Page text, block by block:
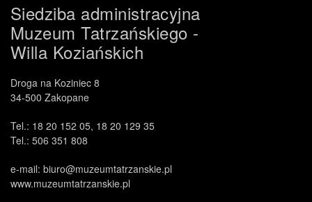
Siedziba administracyjna
Muzeum Tatrzańskiego -
Willa Koziańskich
Droga na Koziniec 8
34-500 Zakopane
Tel.: 18 20 152 05, 18 20 129 35
Tel.: 506 351 808
e-mail: biuro@muzeumtatrzanskie.pl
www.muzeumtatrzanskie.pl